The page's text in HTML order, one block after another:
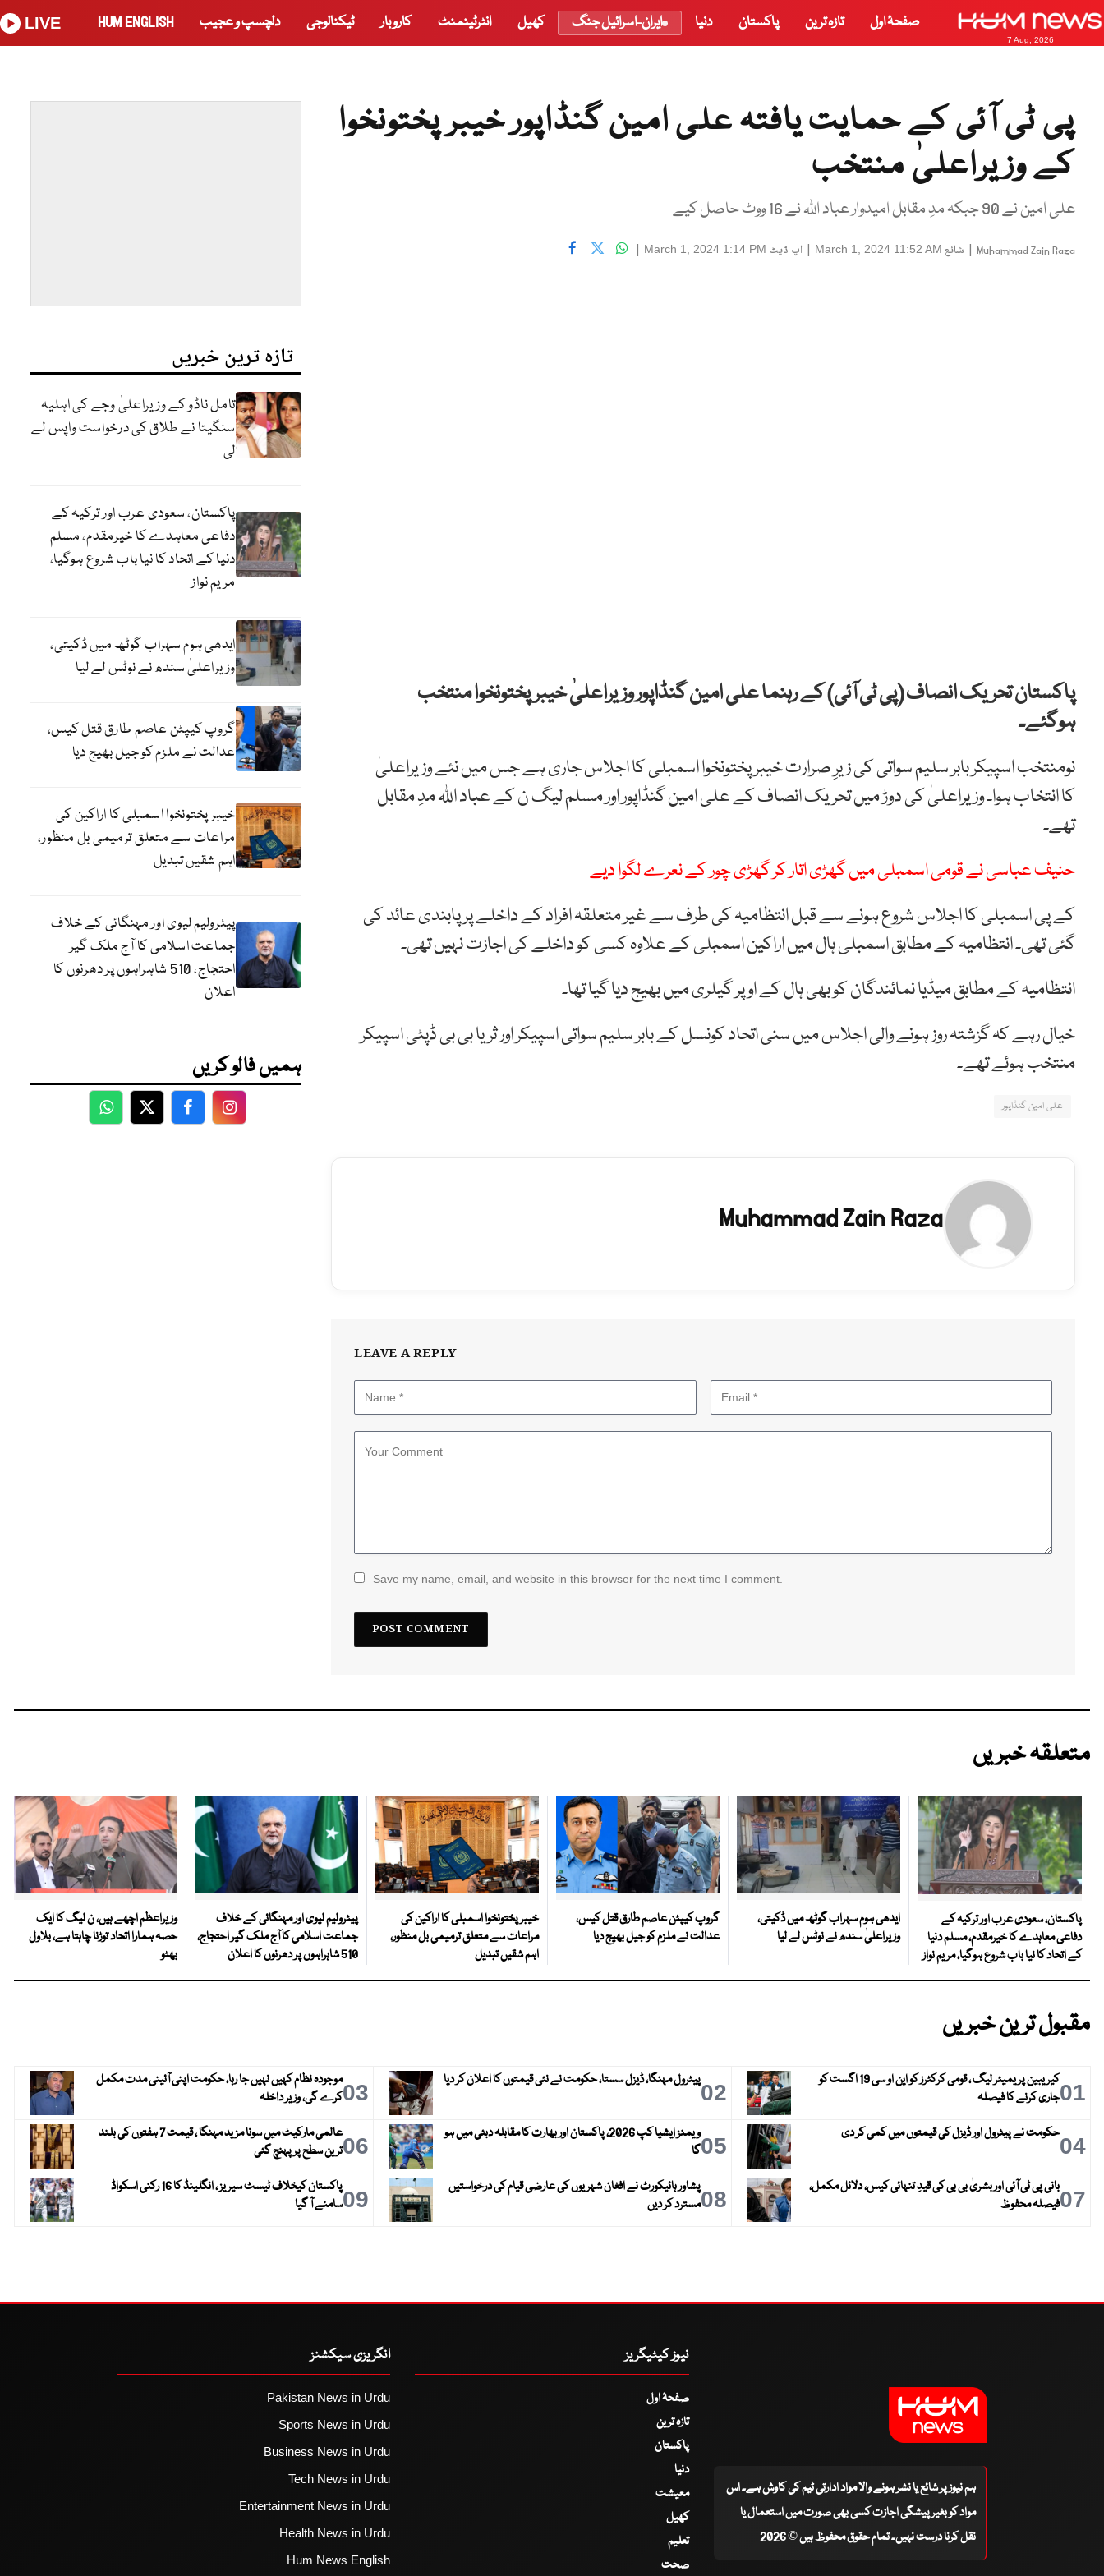
7 Aug, 2026
صفحۂ اول تازہ ترین پاکستان دنیا ایران-اسرائیل جنگ کھیل انٹرٹینمنٹ کاروبار ٹیکنالوجی دلچسپ و عجیب HUM ENGLISH
LIVE
پی ٹی آئی کے حمایت یافتہ علی امین گنڈاپور خیبر پختونخوا
کے وزیراعلیٰ منتخب
علی امین نے 90 جبکہ مدِ مقابل امیدوار عباد اللہ نے 16 ووٹ حاصل کیے
Muhammad Zain Raza
| شائع March 1, 2024 11:52 AM
| اپ ڈیٹ March 1, 2024 1:14 PM
|
پاکستان تحریک انصاف (پی ٹی آئی) کے رہنما علی امین گنڈاپور وزیراعلیٰ خیبرپختونخوا منتخب
ہوگئے۔
نومنتخب اسپیکر بابر سلیم سواتی کی زیرِ صرارت خیبرپختونخوا اسمبلی کا اجلاس جاری ہے جس میں نئے وزیراعلیٰ
کا انتخاب ہوا۔ وزیراعلیٰ کی دوڑ میں تحریک انصاف کے علی امین گنڈاپور اور مسلم لیگ ن کے عباد اللہ مدِ مقابل
تھے۔
حنیف عباسی نے قومی اسمبلی میں گھڑی اتار کر گھڑی چور کے نعرے لگوا دیے
کے پی اسمبلی کا اجلاس شروع ہونے سے قبل انتظامیہ کی طرف سے غیر متعلقہ افراد کے داخلے پر پابندی عائد کی
گئی تھی۔ انتظامیہ کے مطابق اسمبلی ہال میں اراکین اسمبلی کے علاوہ کسی کو داخلے کی اجازت نہیں تھی۔
انتظامیہ کے مطابق میڈیا نمائندگان کو بھی ہال کے اوپر گیلری میں بھیج دیا گیا تھا۔
خیال رہے کہ گزشتہ روز ہونے والی اجلاس میں سنی اتحاد کونسل کے بابر سلیم سواتی اسپیکر اور ثریا بی بی ڈپٹی اسپیکر
منتخب ہوئے تھے۔
علی امین گنڈاپور
Muhammad Zain Raza
LEAVE A REPLY
Save my name, email, and website in this browser for the next time I comment.
تازہ ترین خبریں
تامل ناڈو کے وزیراعلیٰ وجے کی اہلیہ
سنگیتا نے طلاق کی درخواست واپس لے
لی
پاکستان، سعودی عرب اور ترکیہ کے
دفاعی معاہدے کا خیرمقدم، مسلم
دنیا کے اتحاد کا نیا باب شروع ہوگیا،
مریم نواز
ایدھی ہوم سہراب گوٹھ میں ڈکیتی،
وزیراعلیٰ سندھ نے نوٹس لے لیا
گروپ کیپٹن عاصم طارق قتل کیس،
عدالت نے ملزم کو جیل بھیج دیا
خیبرپختونخوا اسمبلی کا اراکین کی
مراعات سے متعلق ترمیمی بل منظور،
اہم شقیں تبدیل
پیٹرولیم لیوی اور مہنگائی کے خلاف
جماعت اسلامی کا آج ملک گیر
احتجاج، 510 شاہراہوں پر دھرنوں کا
اعلان
ہمیں فالو کریں
WhatsApp
TwitterFacebookFacebook
متعلقہ خبریں
پاکستان، سعودی عرب اور ترکیہ کے
دفاعی معاہدے کا خیرمقدم، مسلم دنیا
کے اتحاد کا نیا باب شروع ہوگیا، مریم نواز
ایدھی ہوم سہراب گوٹھ میں ڈکیتی،
وزیراعلیٰ سندھ نے نوٹس لے لیا
گروپ کیپٹن عاصم طارق قتل کیس،
عدالت نے ملزم کو جیل بھیج دیا
خیبرپختونخوا اسمبلی کا اراکین کی
مراعات سے متعلق ترمیمی بل منظور،
اہم شقیں تبدیل
پیٹرولیم لیوی اور مہنگائی کے خلاف
جماعت اسلامی کا آج ملک گیر احتجاج،
510 شاہراہوں پر دھرنوں کا اعلان
وزیراعظم اچھے ہیں، ن لیگ کا ایک
حصہ ہمارا اتحاد توڑنا چاہتا ہے، بلاول
بھٹو
مقبول ترین خبریں
01
کیریبین پریمیئر لیگ ، قومی کرکٹرز کو این او سی 19 اگست کو
جاری کرنے کا فیصلہ
02پیٹرول مہنگا، ڈیزل سستا، حکومت نے نئی قیمتوں کا اعلان کر دیا 03موجودہ نظام کہیں نہیں جا رہا، حکومت اپنی آئینی مدت مکمل
کرے گی، وزیر داخلہ
04حکومت نے پیٹرول اور ڈیزل کی قیمتوں میں کمی کر دی 05
ویمنز ایشیا کپ 2026، پاکستان اور بھارت کا مقابلہ دبئی میں ہو
گا
06
عالمی مارکیٹ میں سونا مزید مہنگا ، قیمت 7 ہفتوں کی بلند
ترین سطح پر پہنچ گئی
07بانی پی ٹی آئی اور بشریٰ بی بی کی قیدِ تنہائی کیس، دلائل مکمل،
فیصلہ محفوظ
08پشاور ہائیکورٹ نے افغان شہریوں کی عارضی قیام کی درخواستیں
مسترد کر دیں
09
پاکستان کیخلاف ٹیسٹ سیریز ، انگلینڈ کا 16 رکنی اسکواڈ
سامنے آ گیا
ہم نیوز پر شائع یا نشر ہونے والا مواد ادارتی ٹیم کی کاوش ہے۔ اس
مواد کو بغیر پیشگی اجازت کسی بھی صورت میں استعمال یا
نقل کرنا درست نہیں۔ تمام حقوق محفوظ ہیں © 2026
نیوز کیٹیگریز
صفحۂ اول
تازہ ترین
پاکستان
دنیا
معیشت
کھیل
تعلیم
صحت
انگریزی سیکشنز
Pakistan News in Urdu
Sports News in Urdu
Business News in Urdu
Tech News in Urdu
Entertainment News in Urdu
Health News in Urdu
Hum News English